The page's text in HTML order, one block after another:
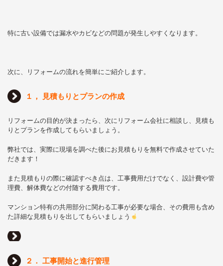
特に古い設備では漏水やカビなどの問題が発生しやすくなります。
次に、リフォームの流れを簡単にご紹介します。
１， 見積もりとプランの作成
リフォームの目的が決まったら、次にリフォーム会社に相談し、見積も
りとプランを作成してもらいましょう。
弊社では、実際に現場を調べた後にお見積もりを無料で作成させていた
だきます！
また見積もりの際に確認すべき点は、工事費用だけでなく、設計費や管
理費、解体費などの付随する費用です。
マンション特有の共用部分に関わる工事が必要な場合、その費用も含め
た詳細な見積もりを出してもらいましょう
２． 工事開始と進行管理